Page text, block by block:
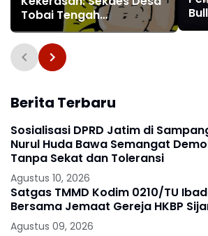
Tobai Tengah
Todongkan Senpi ke
Saksi Paslon 02
Berita Terbaru
Sosialisasi DPRD Jatim di
Nurul Huda Bawa Semangat
Tanpa Sekat dan Toleransi
Agustus 10, 2026
Satgas TMMD Kodim 0210/TU
Bersama Jemaat Gereja HKBP
Agustus 09, 2026